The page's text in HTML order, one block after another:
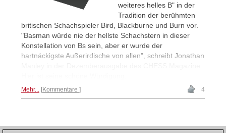
weiteres helles B" in der
Tradition der berühmten
britischen Schachspieler Bird, Blackburne und Burn vor.
"Basman würde nie der hellste Schachstern in dieser
Konstellation von Bs sein, aber er wurde der
hartnäckigste Außerirdische von allen", schreibt Jonathan
Mehr... Kommentare 4